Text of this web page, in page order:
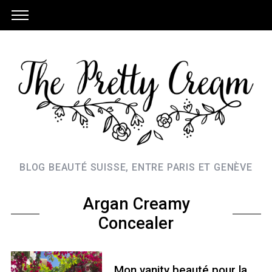
BLOG BEAUTÉ SUISSE, ENTRE PARIS ET GENÈVE
Argan Creamy
Concealer